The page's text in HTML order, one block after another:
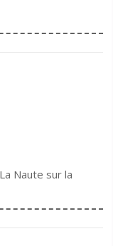
Naute sur la